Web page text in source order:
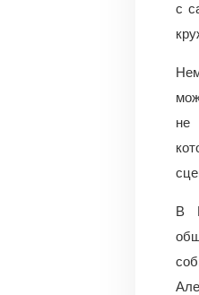
с
не
В